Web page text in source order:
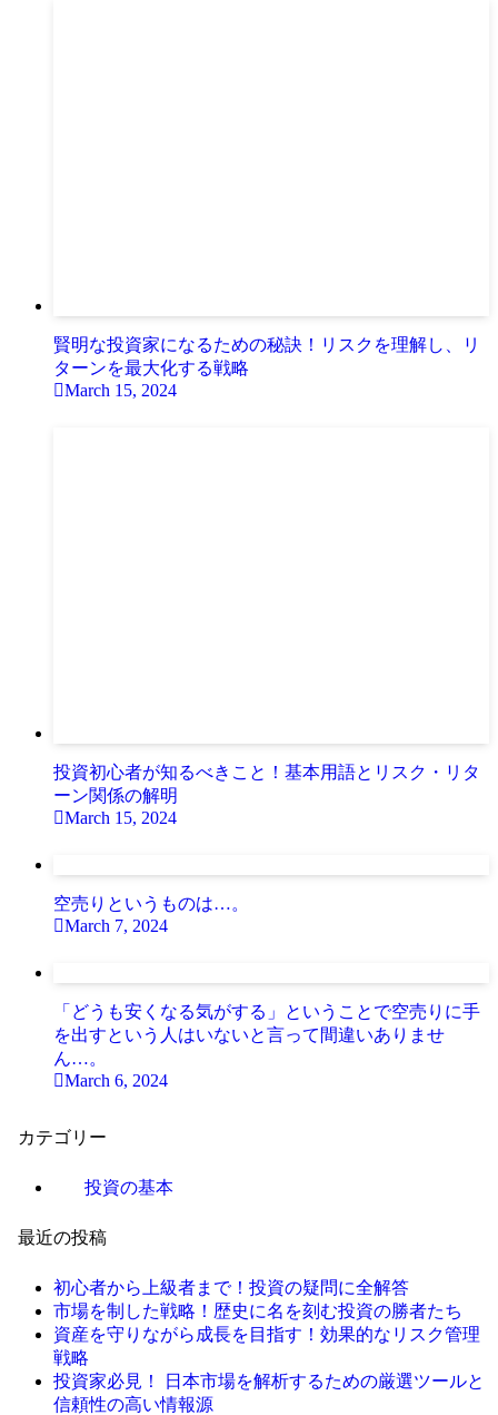
賢明な投資家になるための秘訣！リスクを理解し、リ
ターンを最大化する戦略
March 15, 2024
投資初心者が知るべきこと！基本用語とリスク・リタ
ーン関係の解明
March 15, 2024
空売りというものは…。
March 7, 2024
「どうも安くなる気がする」ということで空売りに手
を出すという人はいないと言って間違いありませ
ん…。
March 6, 2024
カテゴリー
投資の基本
最近の投稿
初心者から上級者まで！投資の疑問に全解答
市場を制した戦略！歴史に名を刻む投資の勝者たち
資産を守りながら成長を目指す！効果的なリスク管理
戦略
投資家必見！ 日本市場を解析するための厳選ツールと
信頼性の高い情報源